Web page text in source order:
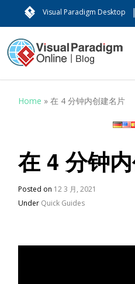
Visual Paradigm Desktop |
Home »在 4 分钟内创建名片
在 4 分钟
Posted on 12 3 月, 2021
Under Quick Guides